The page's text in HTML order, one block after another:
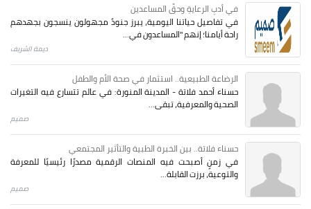
في أدبِ الرعايةِ وحقِّ المساعدين
في تفاصيل حياتنا اليومية، يبرز جنودٌ مجهولون ينسجون بجهدهم
راحة أيامنا؛ إنهم "المساعدون في...
ديمة الشريف
الرضاعة الطبيعية.. استثمار في صحة الأم والطفل
حسناء أحمد فلاتة - المدينة المنورة: في عالم تتسارع فيه التغيرات
الصحية والمعرفية، تبقى...
صميم
حسناء فلاتة.. بين الخبرة الطبية والتأثير المجتمعي
في زمنٍ أصبحت فيه المنصات الرقمية مصدرًا رئيسيًا للمعرفة
والتوعية، برزت القابلة...
صميم